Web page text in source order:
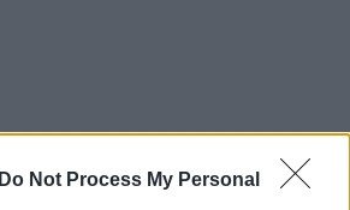
Do Not Process My Personal